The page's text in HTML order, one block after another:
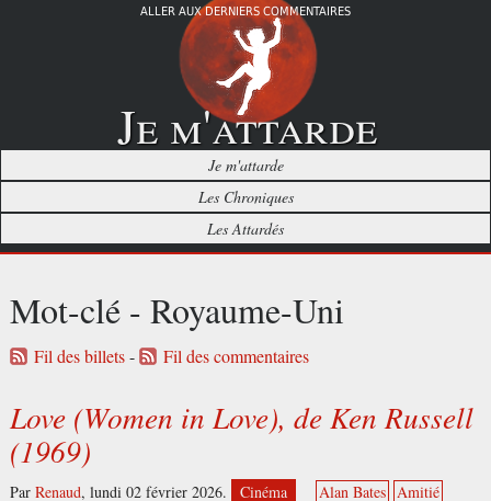
ALLER AUX DERNIERS COMMENTAIRES
Je m'attarde
Je m'attarde
Les Chroniques
Les Attardés
Mot-clé - Royaume-Uni
Fil des billets- Fil des commentaires
Love (Women in Love), de Ken Russell
(1969)
Par Renaud, lundi 02 février 2026. Cinéma Alan Bates Amitié